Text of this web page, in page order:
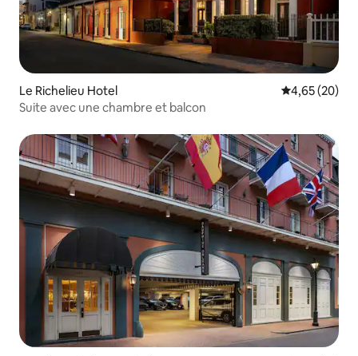
Le Richelieu Hotel Évaluation
4,65 (20)
Suite avec une chambre et balcon